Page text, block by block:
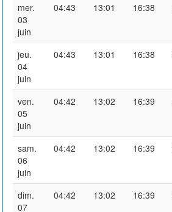
mer.
03
juin
04:43 13:01 16:38
jeu.
04
juin
04:43 13:01 16:38
ven.
05
juin
04:42 13:02 16:39
sam.
06
juin
04:42 13:02 16:39
dim.
07
04:42 13:02 16:39